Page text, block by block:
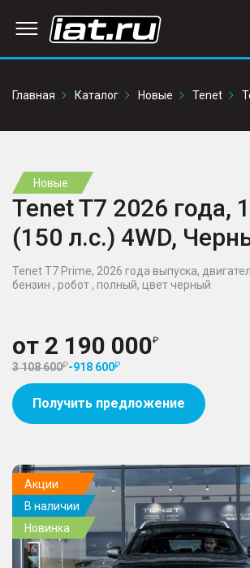
Главная
Каталог Новые Tenet
Новые
Tenet T7 2026 года,
(150 л.с.) 4WD,
Tenet T7 Prime, 2026 года выпуска,
бензин , робот , полный, цвет черный
от 2 190 000
3 108 600 -918 600
Получить предложение
Акции
В наличии
Новинка